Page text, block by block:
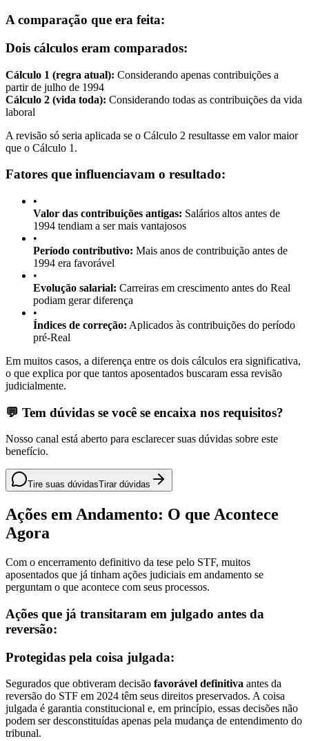
A comparação que era feita:
Dois cálculos eram comparados:
Cálculo 1 (regra atual): Considerando apenas contribuições a
partir de julho de 1994
Cálculo 2 (vida toda): Considerando todas as contribuições da vida
laboral
A revisão só seria aplicada se o Cálculo 2 resultasse em valor maior
que o Cálculo 1.
Fatores que influenciavam o resultado:
•
Valor das contribuições antigas: Salários altos antes de
1994 tendiam a ser mais vantajosos
•
Período contributivo: Mais anos de contribuição antes de
1994 era favorável
•
Evolução salarial: Carreiras em crescimento antes do Real
podiam gerar diferença
•
Índices de correção: Aplicados às contribuições do período
pré-Real
Em muitos casos, a diferença entre os dois cálculos era significativa,
o que explica por que tantos aposentados buscaram essa revisão
judicialmente.
💬 Tem dúvidas se você se encaixa nos requisitos?
Nosso canal está aberto para esclarecer suas dúvidas sobre este
benefício.
Tire suas dúvidasTirar dúvidas
Ações em Andamento: O que Acontece
Agora
Com o encerramento definitivo da tese pelo STF, muitos
aposentados que já tinham ações judiciais em andamento se
perguntam o que acontece com seus processos.
Ações que já transitaram em julgado antes da
reversão:
Protegidas pela coisa julgada:
Segurados que obtiveram decisão favorável definitiva antes da
reversão do STF em 2024 têm seus direitos preservados. A coisa
julgada é garantia constitucional e, em princípio, essas decisões não
podem ser desconstituídas apenas pela mudança de entendimento do
tribunal.